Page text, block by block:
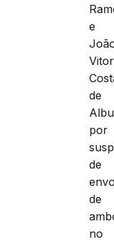
e
Vitor
de
por
de
de
no